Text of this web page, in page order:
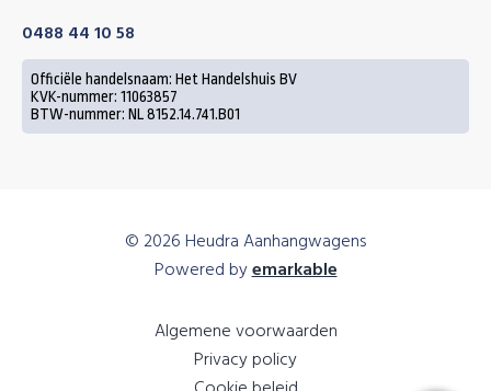
0488 44 10 58
Officiële handelsnaam: Het Handelshuis BV
KVK-nummer: 11063857
BTW-nummer: NL 8152.14.741.B01
© 2026 Heudra Aanhangwagens
Powered byemarkable
Algemene voorwaarden
Privacy policy